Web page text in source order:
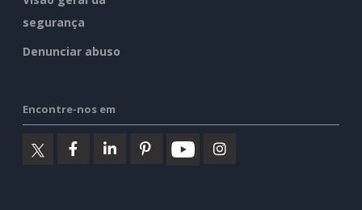
segurança
Denunciar abuso
Encontre-nos em